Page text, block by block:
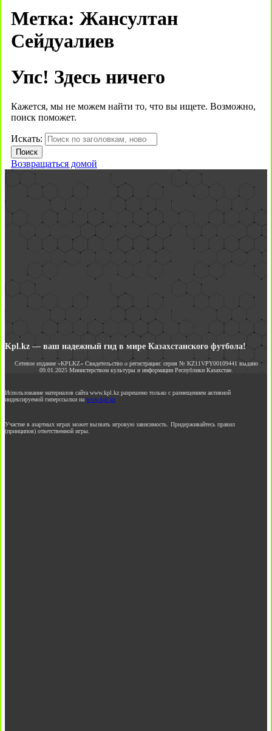
Метка: Жансултан
Сейдуалиев
Упс! Здесь ничего
Кажется, мы не можем найти то, что вы ищете. Возможно,
поиск поможет.
Искать:
Возвращаться домой
Kpl.kz — ваш надежный гид в мире Казахстанского футбола!
Сетевое издание «KPLKZ» Свидетельство о регистрации: серия № KZ11VPY00109441 выдано
09.01.2025 Министерством культуры и информации Республики Казахстан.
Использование материалов сайта www.kpl.kz разрешено только с размещением активной
индексируемой гиперссылки на www.kpl.kz
Участие в азартных играх может вызвать игровую зависимость. Придерживайтесь правил
(принципов) ответственной игры.